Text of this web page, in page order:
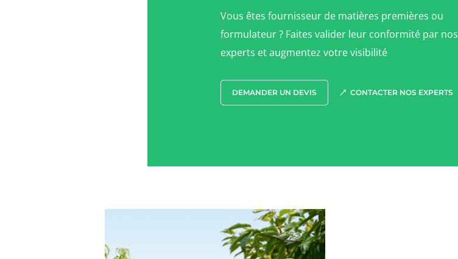
Vous êtes fournisseur de matières premières ou
formulateur ? Faites valider leur conformité par nos
experts et augmentez votre visibilité
DEMANDER UN DEVIS CONTACTER NOS EXPERTS